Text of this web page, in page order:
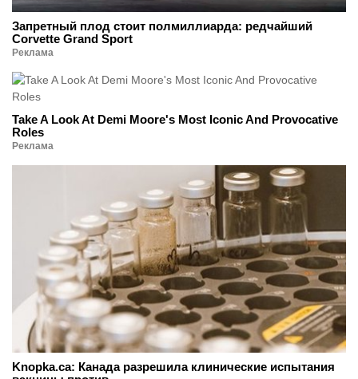
Запретный плод стоит полмиллиарда: редчайший
Corvette Grand Sport
Реклама
Take A Look At Demi Moore's Most Iconic And Provocative
Roles
Реклама
Knopka.ca: Канада разрешила клинические испытания